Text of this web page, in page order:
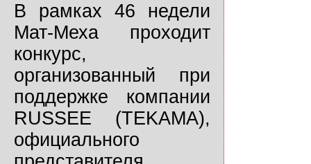
В рамках 46 недели
Мат-Меха проходит
конкурс,
организованный при
поддержке компании
RUSSEE (TEKAMA),
официального